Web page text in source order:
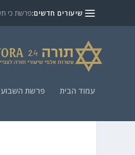
שיעורים חדשים:פרשת כי
עמוד הבית פרשת השבוע